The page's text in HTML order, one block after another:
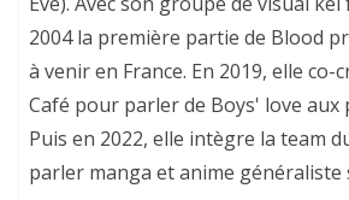
2004 la première partie de Blood
à venir en France. En 2019, elle co-
Café pour parler de Boys' love aux
Puis en 2022, elle intègre la team
parler manga et anime généraliste